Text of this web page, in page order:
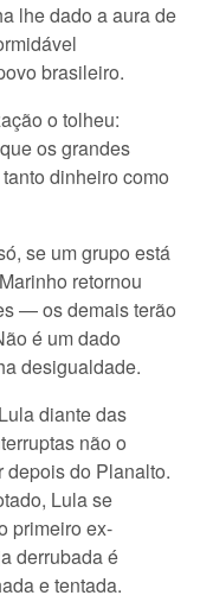
lhe dado a aura de
brasileiro.
o tolheu:
os grandes
dinheiro como
se um grupo está
retornou
— os demais terão
é um dado
desigualdade.
diante das
não o
depois do Planalto.
Lula se
primeiro ex-
derrubada é
e tentada.